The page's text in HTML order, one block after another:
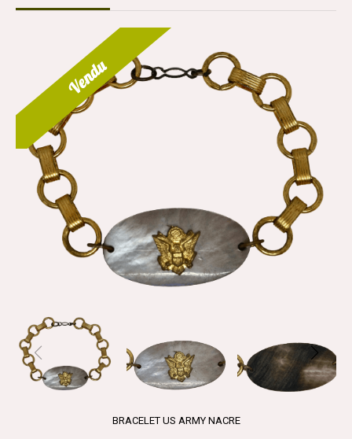
Vendu
BRACELET US ARMY NACRE